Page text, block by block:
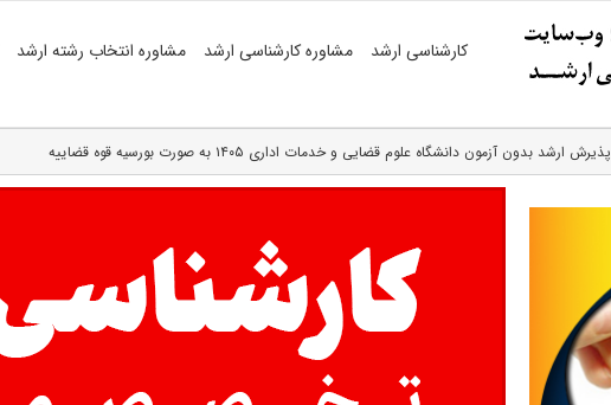
کارشناسی ارشد مشاوره کارشناسی ارشد مشاوره انتخاب رشته ارشد
پذیرش ارشد بدون آزمون دانشگاه علوم قضایی و خدمات اداری ۱۴۰۵ به صورت بورسیه قوه قضاییه